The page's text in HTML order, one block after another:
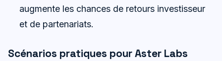
augmente les chances de retours investisseur
et de partenariats.
Scénarios pratiques pour Aster Labs